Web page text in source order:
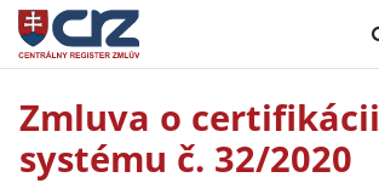
Zmluva o certifikácii
systému č. 32/2020